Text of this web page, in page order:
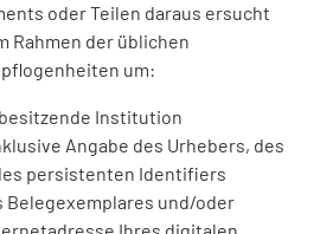
oder Teilen daraus ersucht
Rahmen der üblichen
um:
Institution
Angabe des Urhebers, des
persistenten Identifiers
Belegexemplares und/oder